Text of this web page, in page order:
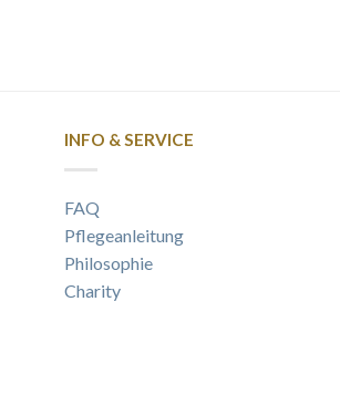
INFO & SERVICE
FAQ
Pflegeanleitung
Philosophie
Charity